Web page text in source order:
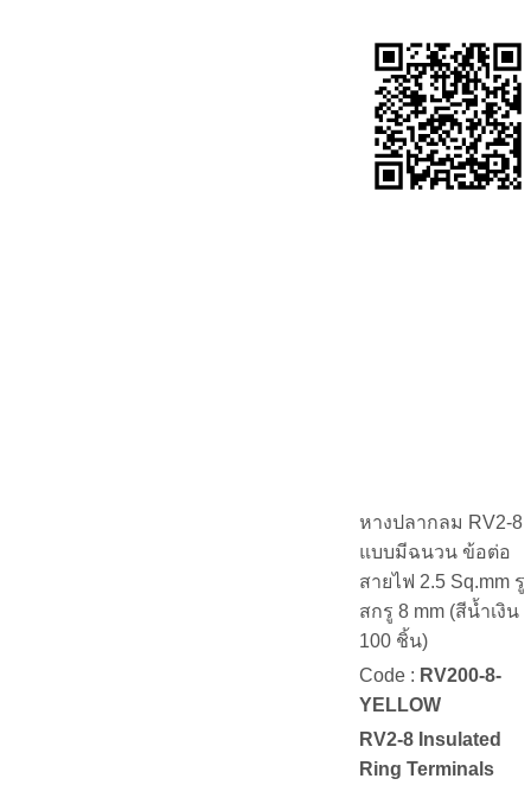
หางปลากลม RV2-8
แบบมีฉนวน ข้อต่อ
สายไฟ 2.5 Sq.mm รู
สกรู 8 mm (สีน้ำเงิน
100 ชิ้น)
Code : RV200-8-
YELLOW
RV2-8 Insulated
Ring Terminals